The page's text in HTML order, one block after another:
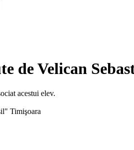
de Velican
acestui elev.
Timişoara